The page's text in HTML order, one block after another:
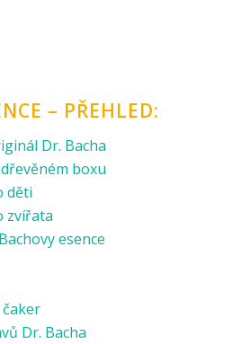
– PŘEHLED:
Dr. Bacha
boxu
děti
zvířata
esence
čaker
Dr. Bacha